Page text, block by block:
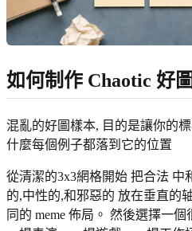
如何制作 Chaotic 好
混亂的好圖樣本, 目的是讓你的
什麼每個例子都落到它的位置
從清潔的3x3網格開始 把合法 中
的,中性的,和邪惡的 放在垂直的
同的 meme 佈局。 然後選擇一